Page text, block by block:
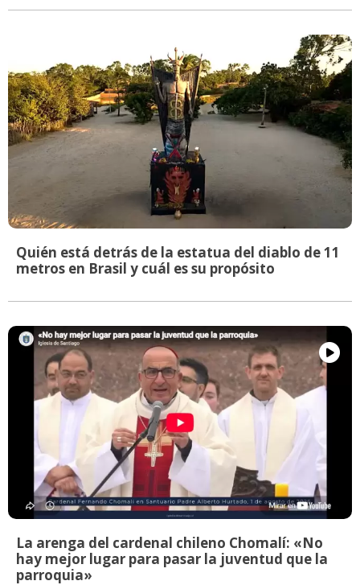
Quién está detrás de la estatua del diablo de 11
metros en Brasil y cuál es su propósito
La arenga del cardenal chileno Chomalí: «No
hay mejor lugar para pasar la juventud que la
parroquia»